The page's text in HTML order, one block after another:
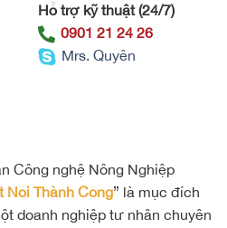
Hỗ trợ kỹ thuật (24/7)
0901 21 24 26
Mrs. Quyên
Công nghệ Nông Nghiệp
Nối Thành Công” là mục đích
doanh nghiệp tư nhân chuyên